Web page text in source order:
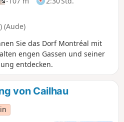
(Aude)
Sie das Dorf Montréal mit
engen Gassen und seiner
entdecken.
von Cailhau